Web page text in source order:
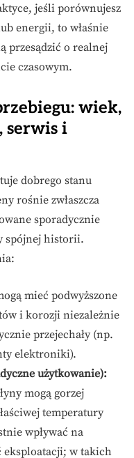
jeśli porównujesz
energii, to właśnie
przesądzić o realnej
czasowym.
wiek,
serwis i
dobrego stanu
rośnie zwłaszcza
sporadycznie
spójnej historii.
mieć podwyższone
i korozji niezależnie
przejechały (np.
elektroniki).
użytkowanie):
mogą gorzej
temperatury
wpływać na
w takich